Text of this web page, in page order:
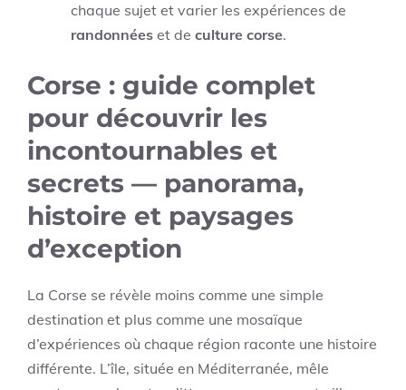
chaque sujet et varier les expériences de
randonnées et de culture corse.
Corse : guide complet
pour découvrir les
incontournables et
secrets — panorama,
histoire et paysages
d’exception
La Corse se révèle moins comme une simple
destination et plus comme une mosaïque
d’expériences où chaque région raconte une histoire
différente. L’île, située en Méditerranée, mêle